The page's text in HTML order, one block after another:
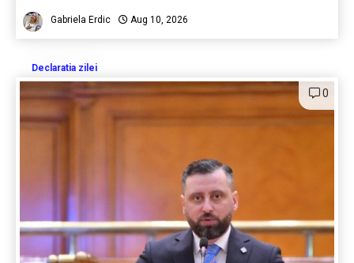
Gabriela Erdic Aug 10, 2026
Declaratia zilei
0